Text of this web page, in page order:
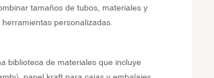
tamaños de tubos, materiales y
personalizadas.
biblioteca de materiales que incluye